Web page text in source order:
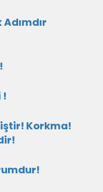
!
Korkma!